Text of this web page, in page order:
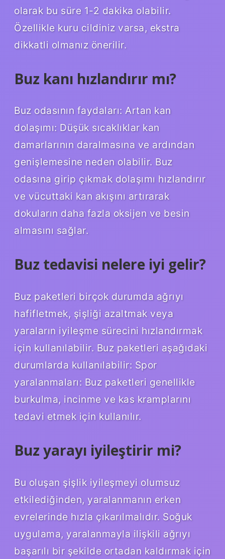
olarak bu süre 1-2 dakika olabilir.
Özellikle kuru cildiniz varsa, ekstra
dikkatli olmanız önerilir.
Buz kanı hızlandırır mı?
Buz odasının faydaları: Artan kan
dolaşımı: Düşük sıcaklıklar kan
damarlarının daralmasına ve ardından
genişlemesine neden olabilir. Buz
odasına girip çıkmak dolaşımı hızlandırır
ve vücuttaki kan akışını artırarak
dokuların daha fazla oksijen ve besin
almasını sağlar.
Buz tedavisi nelere iyi gelir?
Buz paketleri birçok durumda ağrıyı
hafifletmek, şişliği azaltmak veya
yaraların iyileşme sürecini hızlandırmak
için kullanılabilir. Buz paketleri aşağıdaki
durumlarda kullanılabilir: Spor
yaralanmaları: Buz paketleri genellikle
burkulma, incinme ve kas kramplarını
tedavi etmek için kullanılır.
Buz yarayı iyileştirir mi?
Bu oluşan şişlik iyileşmeyi olumsuz
etkilediğinden, yaralanmanın erken
evrelerinde hızla çıkarılmalıdır. Soğuk
uygulama, yaralanmayla ilişkili ağrıyı
başarılı bir şekilde ortadan kaldırmak için